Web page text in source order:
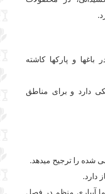
و پارکها کاشته
دارد و برای مناطق
شده را ترجیح میدهد.
دارد.
آبیاری منظم در فصل